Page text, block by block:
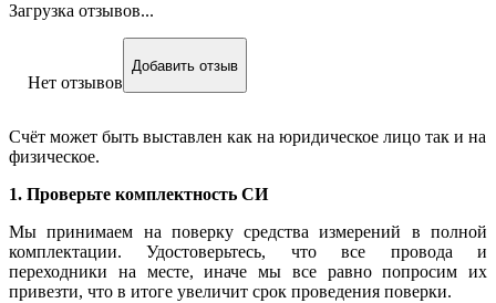
Загрузка отзывов...
Нет отзывов
Добавить отзыв
Счёт может быть выставлен как на юридическое лицо так и на
физическое.
1. Проверьте комплектность СИ
Мы принимаем на поверку средства измерений в полной
комплектации. Удостоверьтесь, что все провода и
переходники на месте, иначе мы все равно попросим их
привезти, что в итоге увеличит срок проведения поверки.